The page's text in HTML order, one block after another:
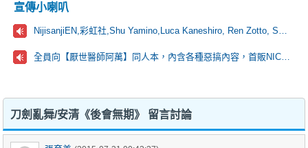
宣傳小喇叭
刀劍亂舞/安清《後會無期》 留言討論